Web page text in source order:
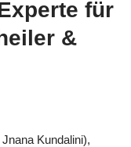
für
&
Kundalini),